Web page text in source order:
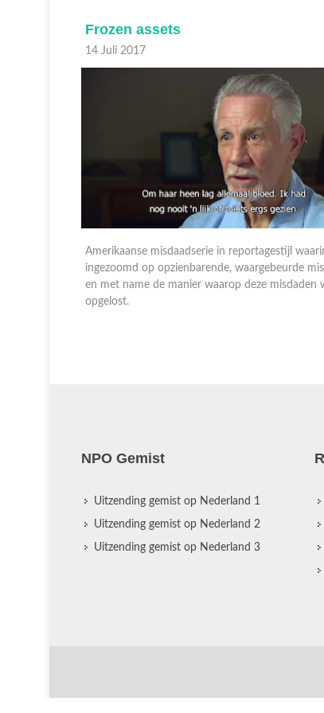
Frozen assets
14 Juli 2017
Amerikaanse misdaadserie in reportagestijl
ingezoomd op opzienbarende, waargebeurde
en met name de manier waarop deze misdaden
opgelost.
NPO Gemist
Uitzending gemist op Nederland 1
Uitzending gemist op Nederland 2
Uitzending gemist op Nederland 3